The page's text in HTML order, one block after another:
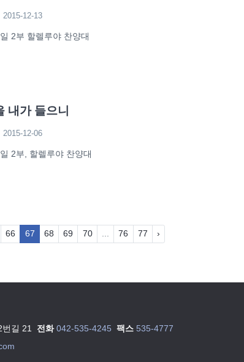
2015-12-13
2부 할렐루야 찬양대
내가 들으니
2015-12-06
2부, 할렐루야 찬양대
66 67 68 69 70 ... 76 77 ›
길 21 전화 042-535-4245 팩스 535-4777